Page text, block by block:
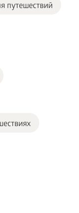
путешествий